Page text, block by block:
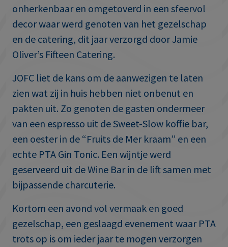
onherkenbaar en omgetoverd in een sfeervol
decor waar werd genoten van het gezelschap
en de catering, dit jaar verzorgd door Jamie
Oliver’s Fifteen Catering.
JOFC liet de kans om de aanwezigen te laten
zien wat zij in huis hebben niet onbenut en
pakten uit. Zo genoten de gasten ondermeer
van een espresso uit de Sweet-Slow koffie bar,
een oester in de “Fruits de Mer kraam” en een
echte PTA Gin Tonic. Een wijntje werd
geserveerd uit de Wine Bar in de lift samen met
bijpassende charcuterie.
Kortom een avond vol vermaak en goed
gezelschap, een geslaagd evenement waar PTA
trots op is om ieder jaar te mogen verzorgen